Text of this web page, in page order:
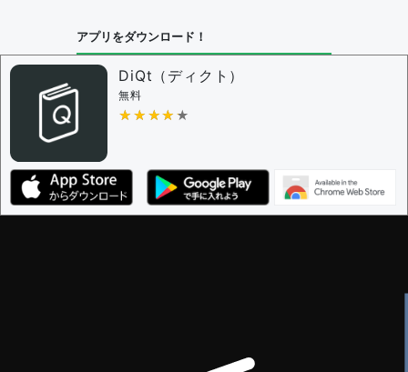
問題の編集権限を持つユーザー -
審査に対する投票権限を持つユーザー -
ザー
決定に必要な投票数 -
編集ガイドライン
アプリをダウンロード！
DiQt（ディクト）
無料
★★★★★
★★★★★